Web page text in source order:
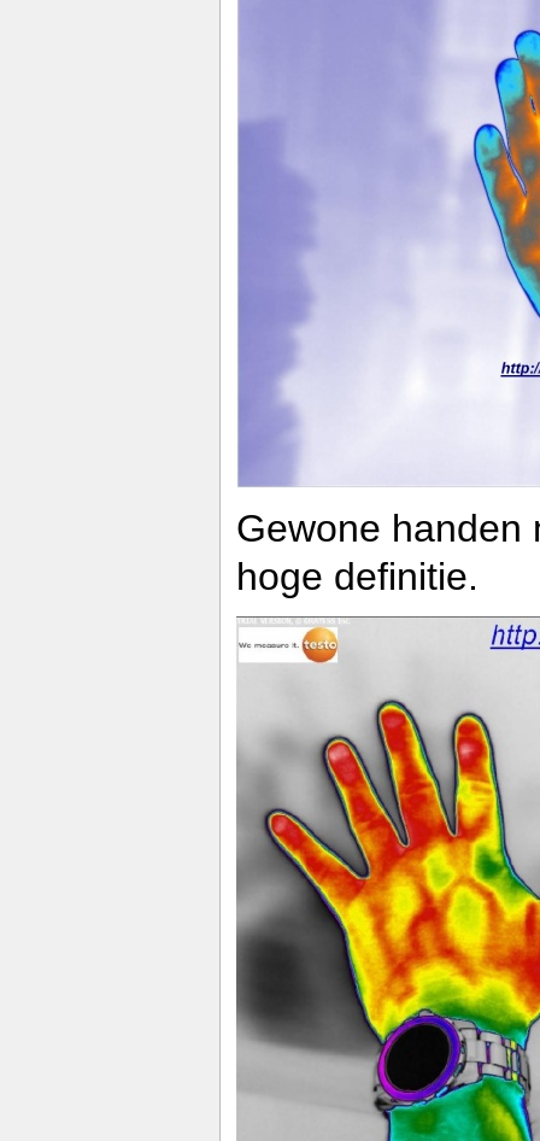
Gewone handen
hoge definitie.